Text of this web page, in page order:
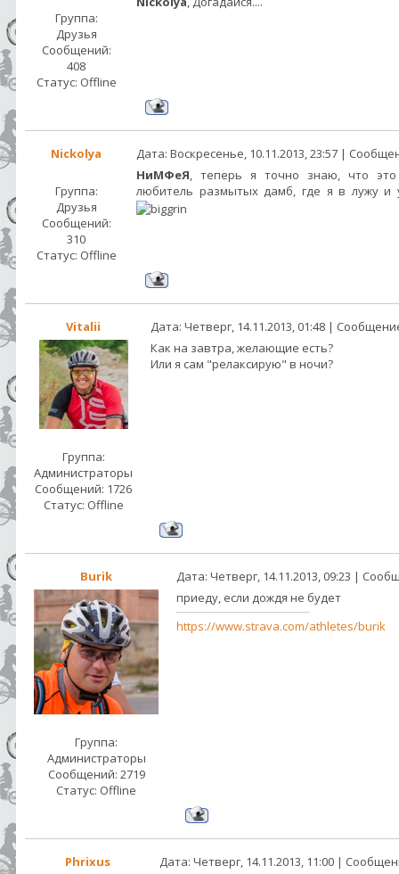
Группа:
Друзья
Сообщений:
408
Статус: Offline
Nickolya Дата: Воскресенье, 10.11.2013, 23:57 |
Группа:
Друзья
Сообщений:
310
Статус: Offline
НиМФеЯ, теперь я точно знаю, что
любитель размытых дамб, где я в лужу и
Vitalii Дата: Четверг, 14.11.2013, 01:48 |
Группа:
Администраторы
Сообщений: 1726
Статус: Offline
Как на завтра, желающие есть?
Или я сам "релаксирую" в ночи?
Burik Дата: Четверг, 14.11.2013, 09:23 |
Группа:
Администраторы
Сообщений: 2719
Статус: Offline
приеду, если дождя не будет
https://www.strava.com/athletes/burik
Phrixus Дата: Четверг, 14.11.2013, 11:00 |